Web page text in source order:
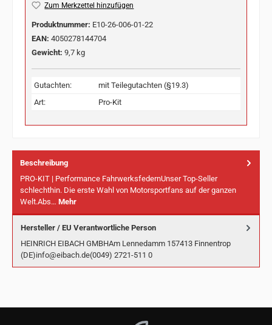
Zum Merkzettel hinzufügen
Produktnummer: E10-26-006-01-22
EAN: 4050278144704
Gewicht: 9,7 kg
Gutachten:
mit Teilegutachten (§19.3)
Art:
Pro-Kit
Beschreibung
PRO-KIT | Performance FahrwerksfedernUnser Top-Seller
schlechthin. Die erste Wahl von Motorsportfans auf der ganzen
Welt.Abs… Mehr
Hersteller / EU Verantwortliche Person
HEINRICH EIBACH GMBHAm Lennedamm 157413 Finnentrop
(DE)info@eibach.de(0049) 2721-511 0